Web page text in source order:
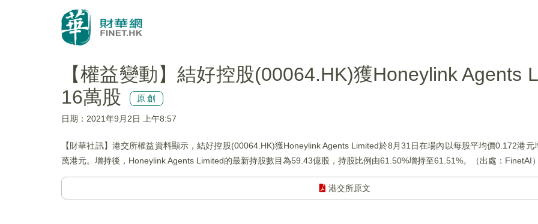
【權益變動】結好控股(00064.HK)獲Honeylink Agents
16萬股
原創
日期：2021年9月2日 上午8:57
【財華社訊】港交所權益資料顯示，結好控股(00064.HK)獲Honeylink Agents Limited於8月31日在場內以每股平均價0.172港
萬港元。增持後，Honeylink Agents Limited的最新持股數目為59.43億股，持股比例由61.50%增持至61.51%。（出處：FinetAI）
港交所原文